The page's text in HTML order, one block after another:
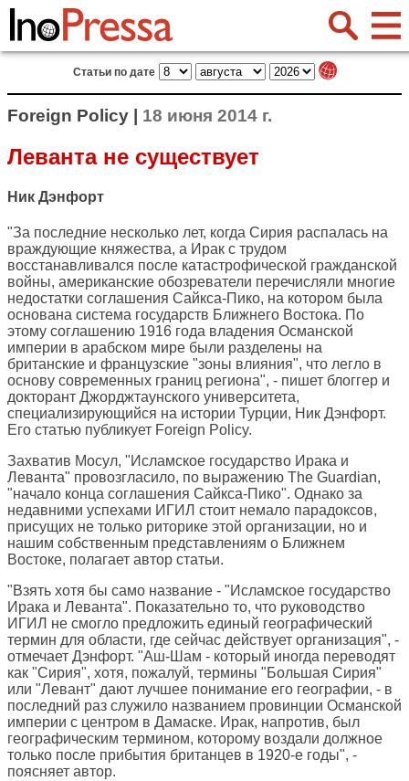
Статьи по дате
Foreign Policy | 18 июня 2014 г.
Леванта не существует
Ник Дэнфорт
"За последние несколько лет, когда Сирия распалась на
враждующие княжества, а Ирак с трудом
восстанавливался после катастрофической гражданской
войны, американские обозреватели перечисляли многие
недостатки соглашения Сайкса-Пико, на котором была
основана система государств Ближнего Востока. По
этому соглашению 1916 года владения Османской
империи в арабском мире были разделены на
британские и французские "зоны влияния", что легло в
основу современных границ региона", - пишет блоггер и
докторант Джорджтаунского университета,
специализирующийся на истории Турции, Ник Дэнфорт.
Его статью публикует Foreign Policy.
Захватив Мосул, "Исламское государство Ирака и
Леванта" провозгласило, по выражению The Guardian,
"начало конца соглашения Сайкса-Пико". Однако за
недавними успехами ИГИЛ стоит немало парадоксов,
присущих не только риторике этой организации, но и
нашим собственным представлениям о Ближнем
Востоке, полагает автор статьи.
"Взять хотя бы само название - "Исламское государство
Ирака и Леванта". Показательно то, что руководство
ИГИЛ не смогло предложить единый географический
термин для области, где сейчас действует организация", -
отмечает Дэнфорт. "Аш-Шам - который иногда переводят
как "Сирия", хотя, пожалуй, термины "Большая Сирия"
или "Левант" дают лучшее понимание его географии, - в
последний раз служило названием провинции Османской
империи с центром в Дамаске. Ирак, напротив, был
географическим термином, которому воздали должное
только после прибытия британцев в 1920-е годы", -
поясняет автор.